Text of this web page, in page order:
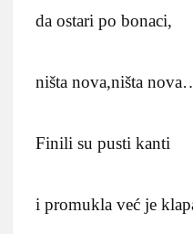
da ostari po bonaci,
ništa nova,ništa
Finili su pusti kanti
i promukla već je